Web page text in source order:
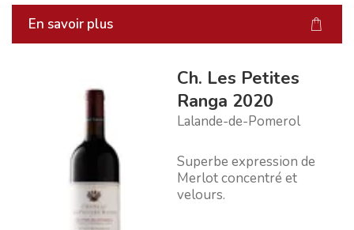
En savoir plus
Ch. Les Petites
Ranga 2020
Lalande-de-Pomerol
Superbe expression de
Merlot concentré et
velours.